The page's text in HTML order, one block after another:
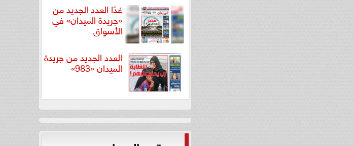
غدًا العدد الجديد من
«جريدة الميدان» في
الأسواق
العدد الجديد من جريدة
الميدان «983»